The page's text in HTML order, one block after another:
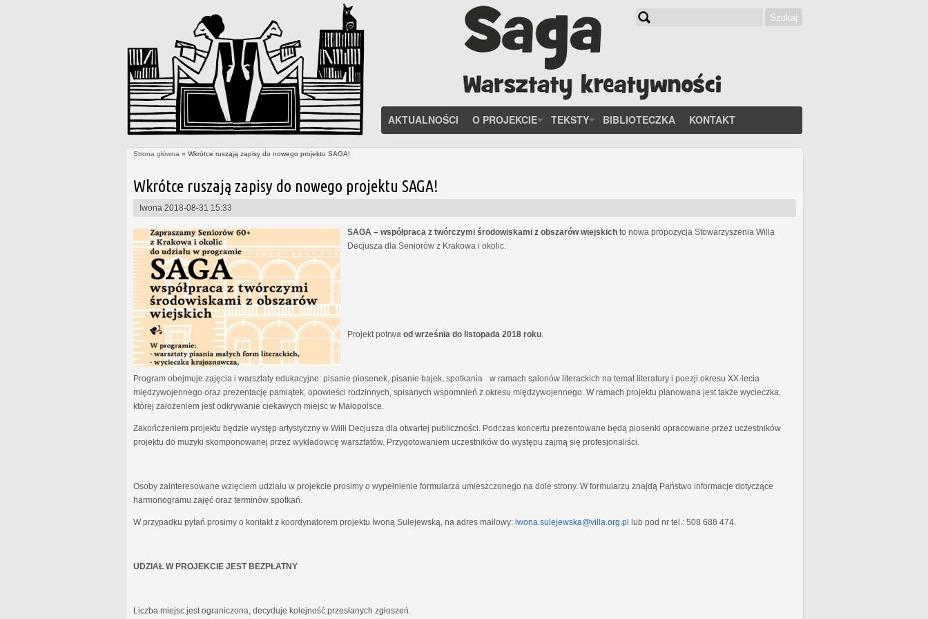
Szukaj
AKTUALNOŚCI O PROJEKCIE TEKSTY BIBLIOTECZKA KONTAKT
Strona główna » Wkrótce ruszają zapisy do nowego projektu SAGA!
Wkrótce ruszają zapisy do nowego projektu SAGA!
Iwona 2018-08-31 15:33
SAGA – współpraca z twórczymi środowiskami z obszarów wiejskich to nowa propozycja Stowarzyszenia Willa
Decjusza dla Seniorów z Krakowa i okolic.
Projekt potrwa od września do listopada 2018 roku
Program obejmuje zajęcia i warsztaty edukacyjne: pisanie piosenek, pisanie bajek, spotkania w ramach salonów literackich na temat literatury i poezji okresu XX-lecia
międzywojennego oraz prezentację pamiątek, opowieści rodzinnych, spisanych wspomnień z okresu międzywojennego. W ramach projektu planowana jest także wycieczka,
której założeniem jest odkrywanie ciekawych miejsc w Małopolsce.
Zakończeniem projektu będzie występ artystyczny w Willi Decjusza dla otwartej publiczności. Podczas koncertu prezentowane będą piosenki opracowane przez uczestników
projektu do muzyki skomponowanej przez wykładowcę warsztatów. Przygotowaniem uczestników do występu zajmą się profesjonaliści.
Osoby zainteresowane wzięciem udziału w projekcie prosimy o wypełnienie formularza umieszczonego na dole strony. W formularzu znajdą Państwo informacje dotyczące
harmonogramu zajęć oraz terminów spotkań.
W przypadku pytań prosimy o kontakt z koordynatorem projektu Iwoną Sulejewską, na adres mailowy: iwona.sulejewska@villa.org.pl lub pod nr tel.: 508 688 474.
UDZIAŁ W PROJEKCIE JEST BEZPŁATNY
Liczba miejsc jest ograniczona, decyduje kolejność przesłanych zgłoszeń.